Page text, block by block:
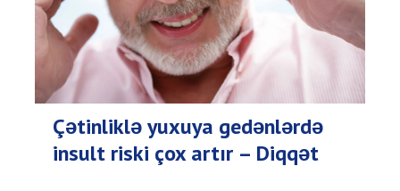
Çətinliklə yuxuya gedənlərdə
insult riski çox artır – Diqqət